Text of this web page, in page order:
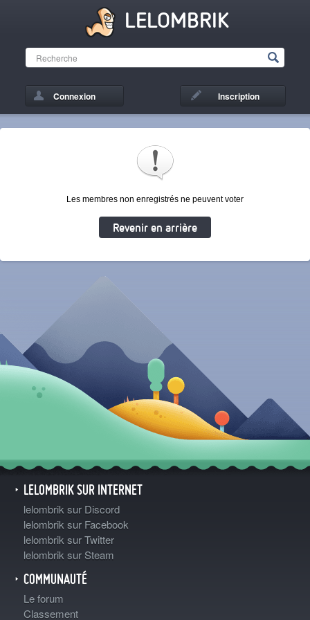
LELOMBRIK
Connexion Inscription
Les membres non enregistrés ne peuvent voter
Revenir en arrière
LELOMBRIK SUR INTERNET
lelombrik sur Discord
lelombrik sur Facebook
lelombrik sur Twitter
lelombrik sur Steam
COMMUNAUTÉ
Le forum
Classement